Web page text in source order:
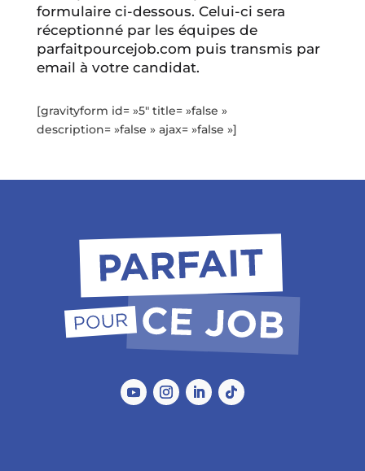
formulaire ci-dessous. Celui-ci sera
réceptionné par les équipes de
parfaitpourcejob.com puis transmis par
email à votre candidat.
[gravityform id= »5″ title= »false »
description= »false » ajax= »false »]